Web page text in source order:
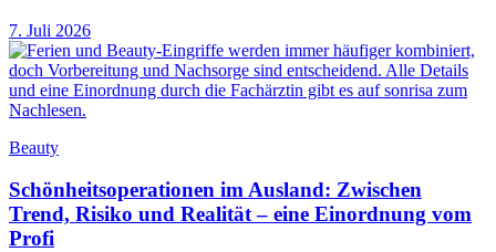
7. Juli 2026
Beauty
Schönheitsoperationen im Ausland: Zwischen
Trend, Risiko und Realität – eine Einordnung vom
Profi